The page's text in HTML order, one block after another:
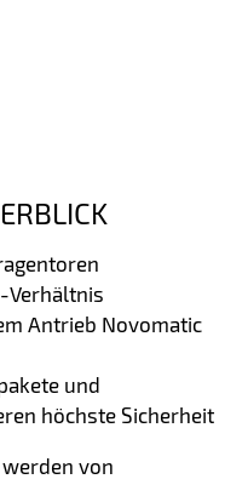
Verhältnis
Antrieb Novomatic
und
höchste Sicherheit
von